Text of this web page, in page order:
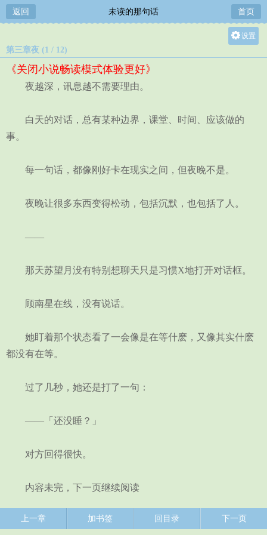
返回 未读的那句话 首页
设置
第三章夜 (1 / 12)
《关闭小说畅读模式体验更好》
夜越深，讯息越不需要理由。
白天的对话，总有某种边界，课堂、时间、应该做的
事。
每一句话，都像刚好卡在现实之间，但夜晚不是。
夜晚让很多东西变得松动，包括沉默，也包括了人。
——
那天苏望月没有特别想聊天只是习惯X地打开对话框。
顾南星在线，没有说话。
她盯着那个状态看了一会像是在等什麽，又像其实什麽
都没有在等。
过了几秒，她还是打了一句：
——「还没睡？」
对方回得很快。
内容未完，下一页继续阅读
上一章 加书签 回目录 下一页